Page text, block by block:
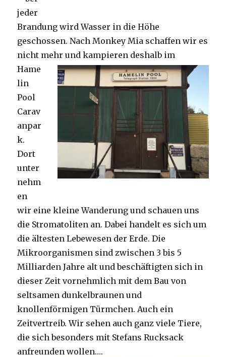
jeder
Brandung wird Wasser in die Höhe
geschossen. Nach Monkey Mia schaffen wir es
nicht mehr und kampieren deshalb im
Hame
lin
Pool
Carav
anpar
k.
Dort
unter
nehm
en
wir eine kleine Wanderung und schauen uns
die Stromatoliten an. Dabei handelt es sich um
die ältesten Lebewesen der Erde. Die
Mikroorganismen sind zwischen 3 bis 5
Milliarden Jahre alt und beschäftigten sich in
dieser Zeit vornehmlich mit dem Bau von
seltsamen dunkelbraunen und
knollenförmigen Türmchen. Auch ein
Zeitvertreib. Wir sehen auch ganz viele Tiere,
die sich besonders mit Stefans Rucksack
anfreunden wollen….